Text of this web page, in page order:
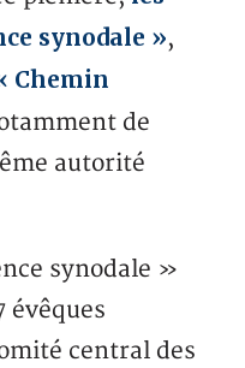
synodale »,
Chemin
de
autorité
synodale »
évêques
central des